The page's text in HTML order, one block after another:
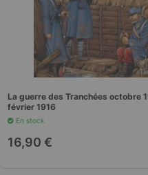
La guerre des Tranchées octobre
février 1916
En stock
16,90 €